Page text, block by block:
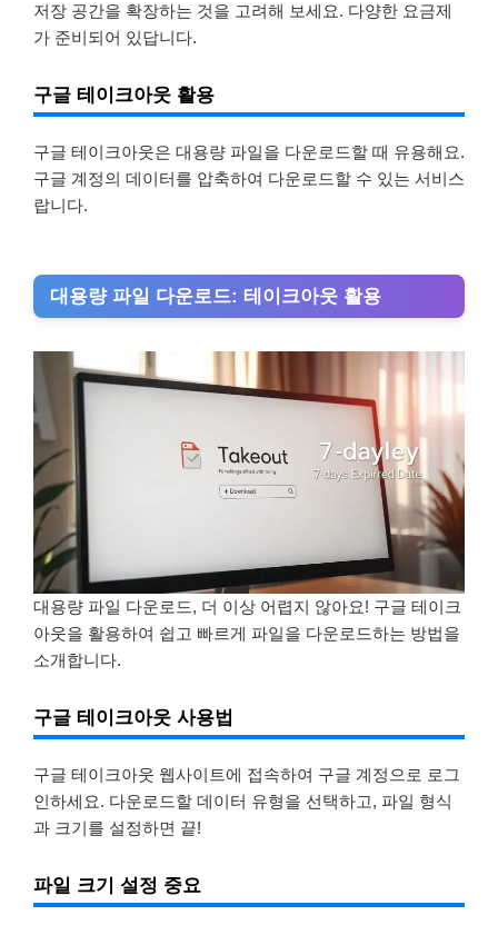
저장 공간을 확장하는 것을 고려해 보세요. 다양한 요금제
가 준비되어 있답니다.
구글 테이크아웃 활용
구글 테이크아웃은 대용량 파일을 다운로드할 때 유용해요.
구글 계정의 데이터를 압축하여 다운로드할 수 있는 서비스
랍니다.
대용량 파일 다운로드: 테이크아웃 활용
대용량 파일 다운로드, 더 이상 어렵지 않아요! 구글 테이크
아웃을 활용하여 쉽고 빠르게 파일을 다운로드하는 방법을
소개합니다.
구글 테이크아웃 사용법
구글 테이크아웃 웹사이트에 접속하여 구글 계정으로 로그
인하세요. 다운로드할 데이터 유형을 선택하고, 파일 형식
과 크기를 설정하면 끝!
파일 크기 설정 중요